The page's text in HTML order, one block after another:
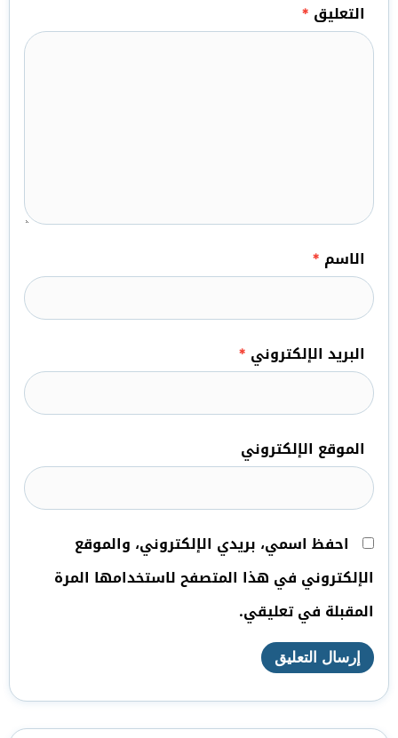
التعليق *
الاسم *
البريد الإلكتروني *
الموقع الإلكتروني
احفظ اسمي، بريدي الإلكتروني، والموقع
الإلكتروني في هذا المتصفح لاستخدامها المرة
المقبلة في تعليقي.